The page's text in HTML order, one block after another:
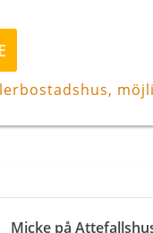
Micke på